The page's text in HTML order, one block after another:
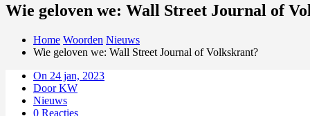
Wie geloven we: Wall Street Journal of
Home Woorden Nieuws
Wie geloven we: Wall Street Journal of Volkskrant?
On 24 jan, 2023
Door KW
Nieuws
0 Reacties